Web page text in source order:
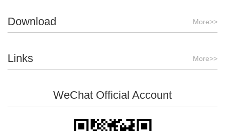
请尝试以下操作：
·如果您已经在地址栏中输入该网页的地址，请确认其拼写正确。
Download More>>
Links More>>
WeChat Official Account